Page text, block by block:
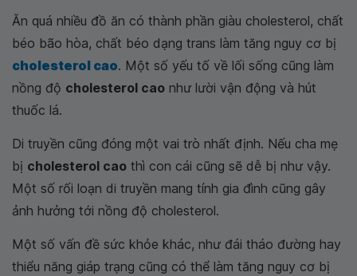
Ăn quá nhiều đồ ăn có thành phần giàu cholesterol, chất
béo bão hòa, chất béo dạng trans làm tăng nguy cơ bị
cholesterol cao. Một số yếu tố về lối sống cũng làm
nồng độ cholesterol cao như lười vận động và hút
thuốc lá.
Di truyền cũng đóng một vai trò nhất định. Nếu cha mẹ
bị cholesterol cao thì con cái cũng sẽ dễ bị như vậy.
Một số rối loạn di truyền mang tính gia đình cũng gây
ảnh hưởng tới nồng độ cholesterol.
Một số vấn đề sức khỏe khác, như đái tháo đường hay
thiểu năng giáp trạng cũng có thể làm tăng nguy cơ bị